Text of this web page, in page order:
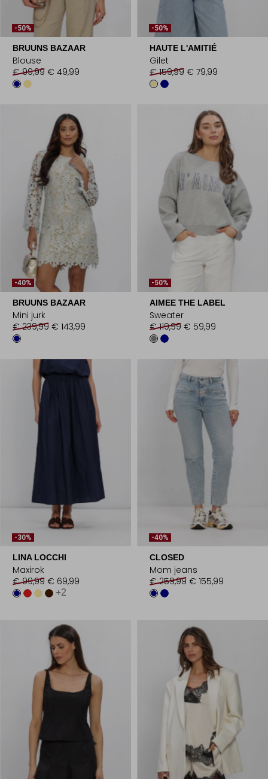
-50%
BRUUNS BAZAAR
Blouse
€ 99,99 € 49,99
-50%
HAUTE L'AMITIÉ
Gilet
€ 159,99 € 79,99
-40%
BRUUNS BAZAAR
Mini jurk
€ 239,99 € 143,99
-50%
AIMEE THE LABEL
Sweater
€ 119,99 € 59,99
-30%
LINA LOCCHI
Maxirok
€ 99,99 € 69,99
+2
-40%
CLOSED
Mom jeans
€ 259,99 € 155,99